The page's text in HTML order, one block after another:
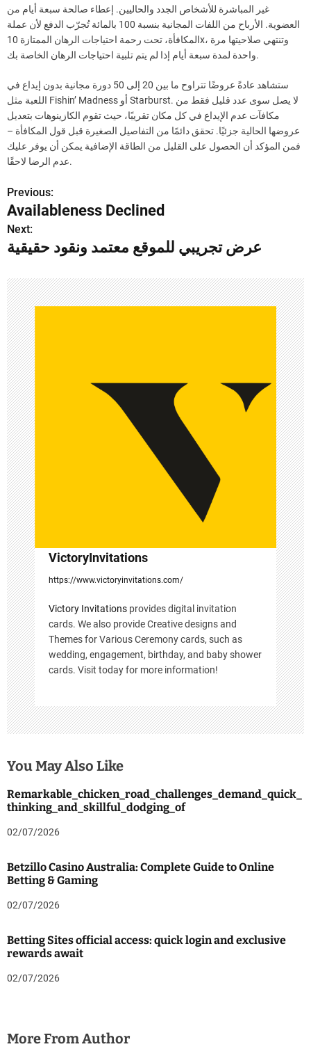
غير المباشرة للأشخاص الجدد والحاليين. إعطاء صالحة سبعة أيام من
العضوية. الأرباح من اللفات المجانية بنسبة 100 بالمائة تُجرّب الدفع لأن عملة
المكافأة، تحت رحمة احتياجات الرهان الممتازة 10x، وتنتهي صلاحيتها مرة
واحدة لمدة سبعة أيام إذا لم يتم تلبية احتياجات الرهان الخاصة بك.
ستشاهد عادةً عروضًا تتراوح ما بين 20 إلى 50 دورة مجانية بدون إيداع في
اللعبة مثل Fishin’ Madness أو Starburst. لا يصل سوى عدد قليل فقط من
مكافآت عدم الإيداع في كل مكان تقريبًا، حيث تقوم الكازينوهات بتعديل
عروضها الحالية جزئيًا. تحقق دائمًا من التفاصيل الصغيرة قبل قول المكافأة –
فمن المؤكد أن الحصول على القليل من الطاقة الإضافية يمكن أن يوفر عليك
عدم الرضا لاحقًا.
P
o
s
t
n
a
v
i
g
a
t
i
o
n
Previous:
Availableness Declined
Next:
عرض تجريبي للموقع معتمد ونقود حقيقية
VictoryInvitations
https://www.victoryinvitations.com/
Victory Invitations provides digital invitation
cards. We also provide Creative designs and
Themes for Various Ceremony cards, such as
wedding, engagement, birthday, and baby shower
cards. Visit today for more information!
You May Also Like
Remarkable_chicken_road_challenges_demand_quick_
thinking_and_skillful_dodging_of
02/07/2026
Betzillo Casino Australia: Complete Guide to Online
Betting & Gaming
02/07/2026
Betting Sites official access: quick login and exclusive
rewards await
02/07/2026
More From Author